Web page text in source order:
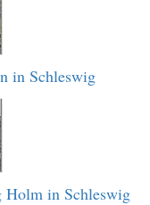
in Schleswig
Holm in Schleswig